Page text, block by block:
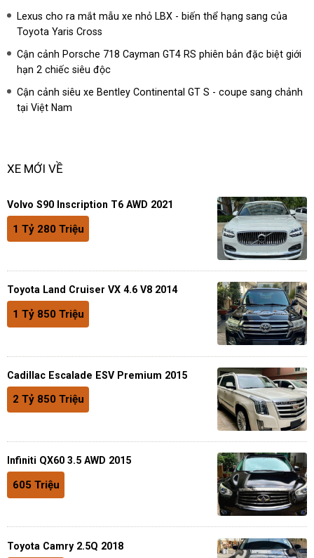
Lexus cho ra mắt mẫu xe nhỏ LBX - biến thể hạng sang của
Toyota Yaris Cross
Cận cảnh Porsche 718 Cayman GT4 RS phiên bản đặc biệt giới
hạn 2 chiếc siêu độc
Cận cảnh siêu xe Bentley Continental GT S - coupe sang chảnh
tại Việt Nam
XE MỚI VỀ
Volvo S90 Inscription T6 AWD 2021
1 Tỷ 280 Triệu
Toyota Land Cruiser VX 4.6 V8 2014
1 Tỷ 850 Triệu
Cadillac Escalade ESV Premium 2015
2 Tỷ 850 Triệu
Infiniti QX60 3.5 AWD 2015
605 Triệu
Toyota Camry 2.5Q 2018